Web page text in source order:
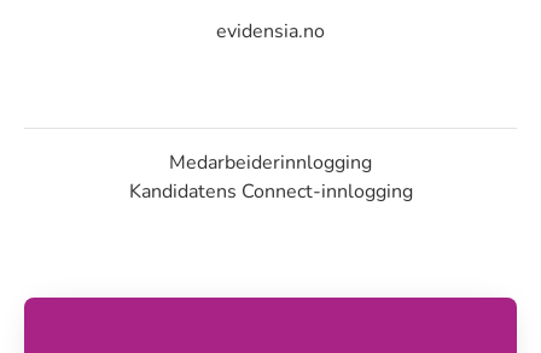
evidensia.no
Medarbeiderinnlogging
Kandidatens Connect-innlogging